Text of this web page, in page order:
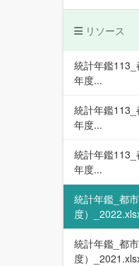
リソース
統計年鑑113_
年度...
統計年鑑113_
年度...
統計年鑑113_
年度...
統計年鑑_都
度）
統計年鑑_都
度）